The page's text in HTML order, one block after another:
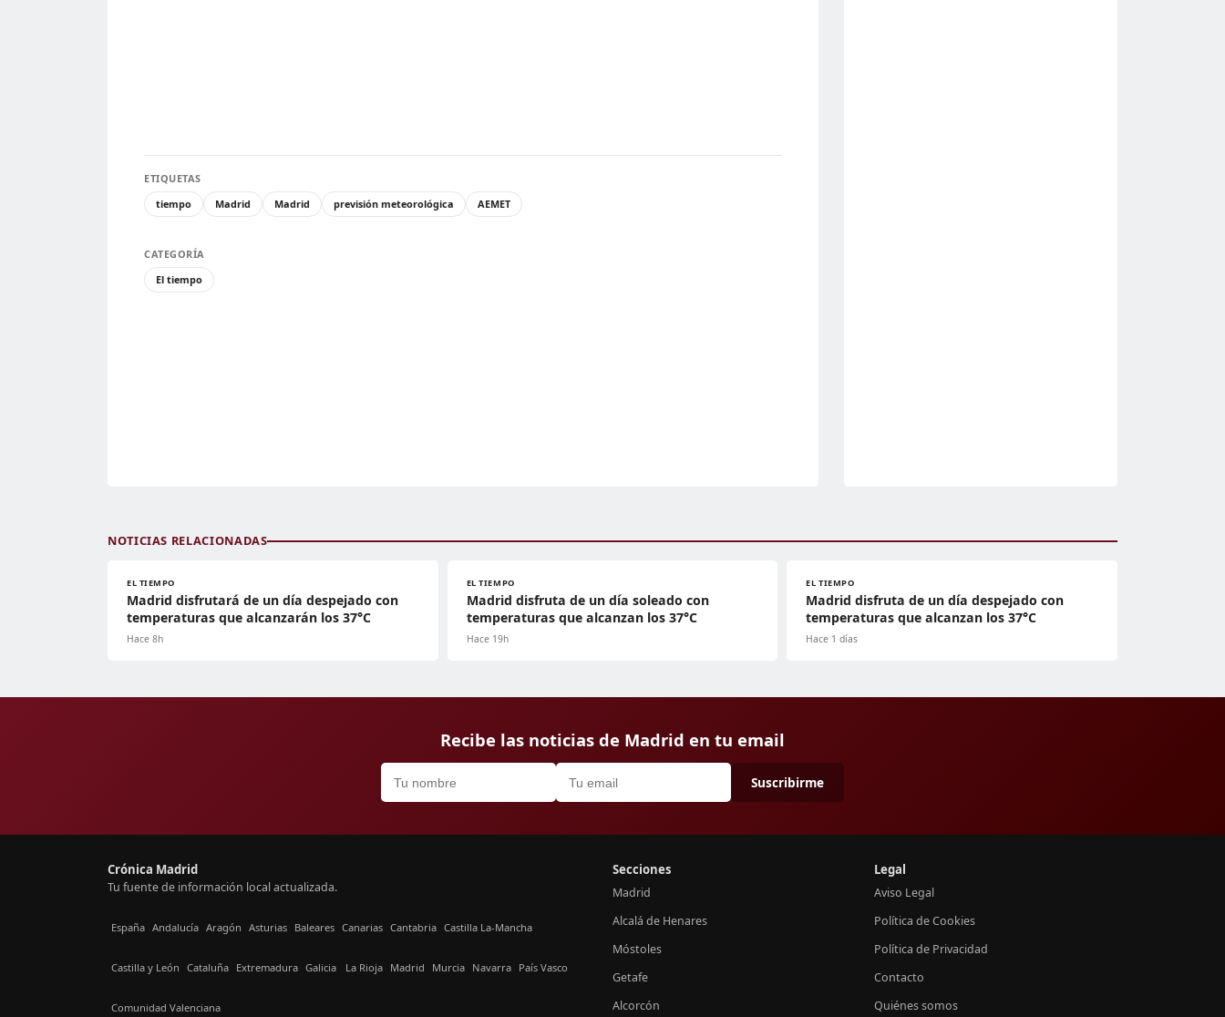
ETIQUETAS
tiempo
Madrid Madrid previsión meteorológica AEMET
CATEGORÍA
El tiempo
NOTICIAS RELACIONADAS
EL TIEMPO
Madrid disfrutará de un día despejado con
temperaturas que alcanzarán los 37°C
Hace 8h
EL TIEMPO
Madrid disfruta de un día soleado con
temperaturas que alcanzan los 37°C
Hace 19h
EL TIEMPO
Madrid disfruta de un día despejado con
temperaturas que alcanzan los 37°C
Hace 1 días
Recibe las noticias de Madrid en tu email
Suscribirme
Crónica Madrid
Tu fuente de información local actualizada.
España Andalucía Aragón Asturias Baleares Canarias Cantabria Castilla La-Mancha
Castilla y León Cataluña Extremadura Galicia La Rioja Madrid Murcia Navarra País Vasco
Comunidad Valenciana
Secciones
Madrid
Alcalá de Henares
Móstoles
Getafe
Alcorcón
Legal
Aviso Legal
Política de Cookies
Política de Privacidad
Contacto
Quiénes somos